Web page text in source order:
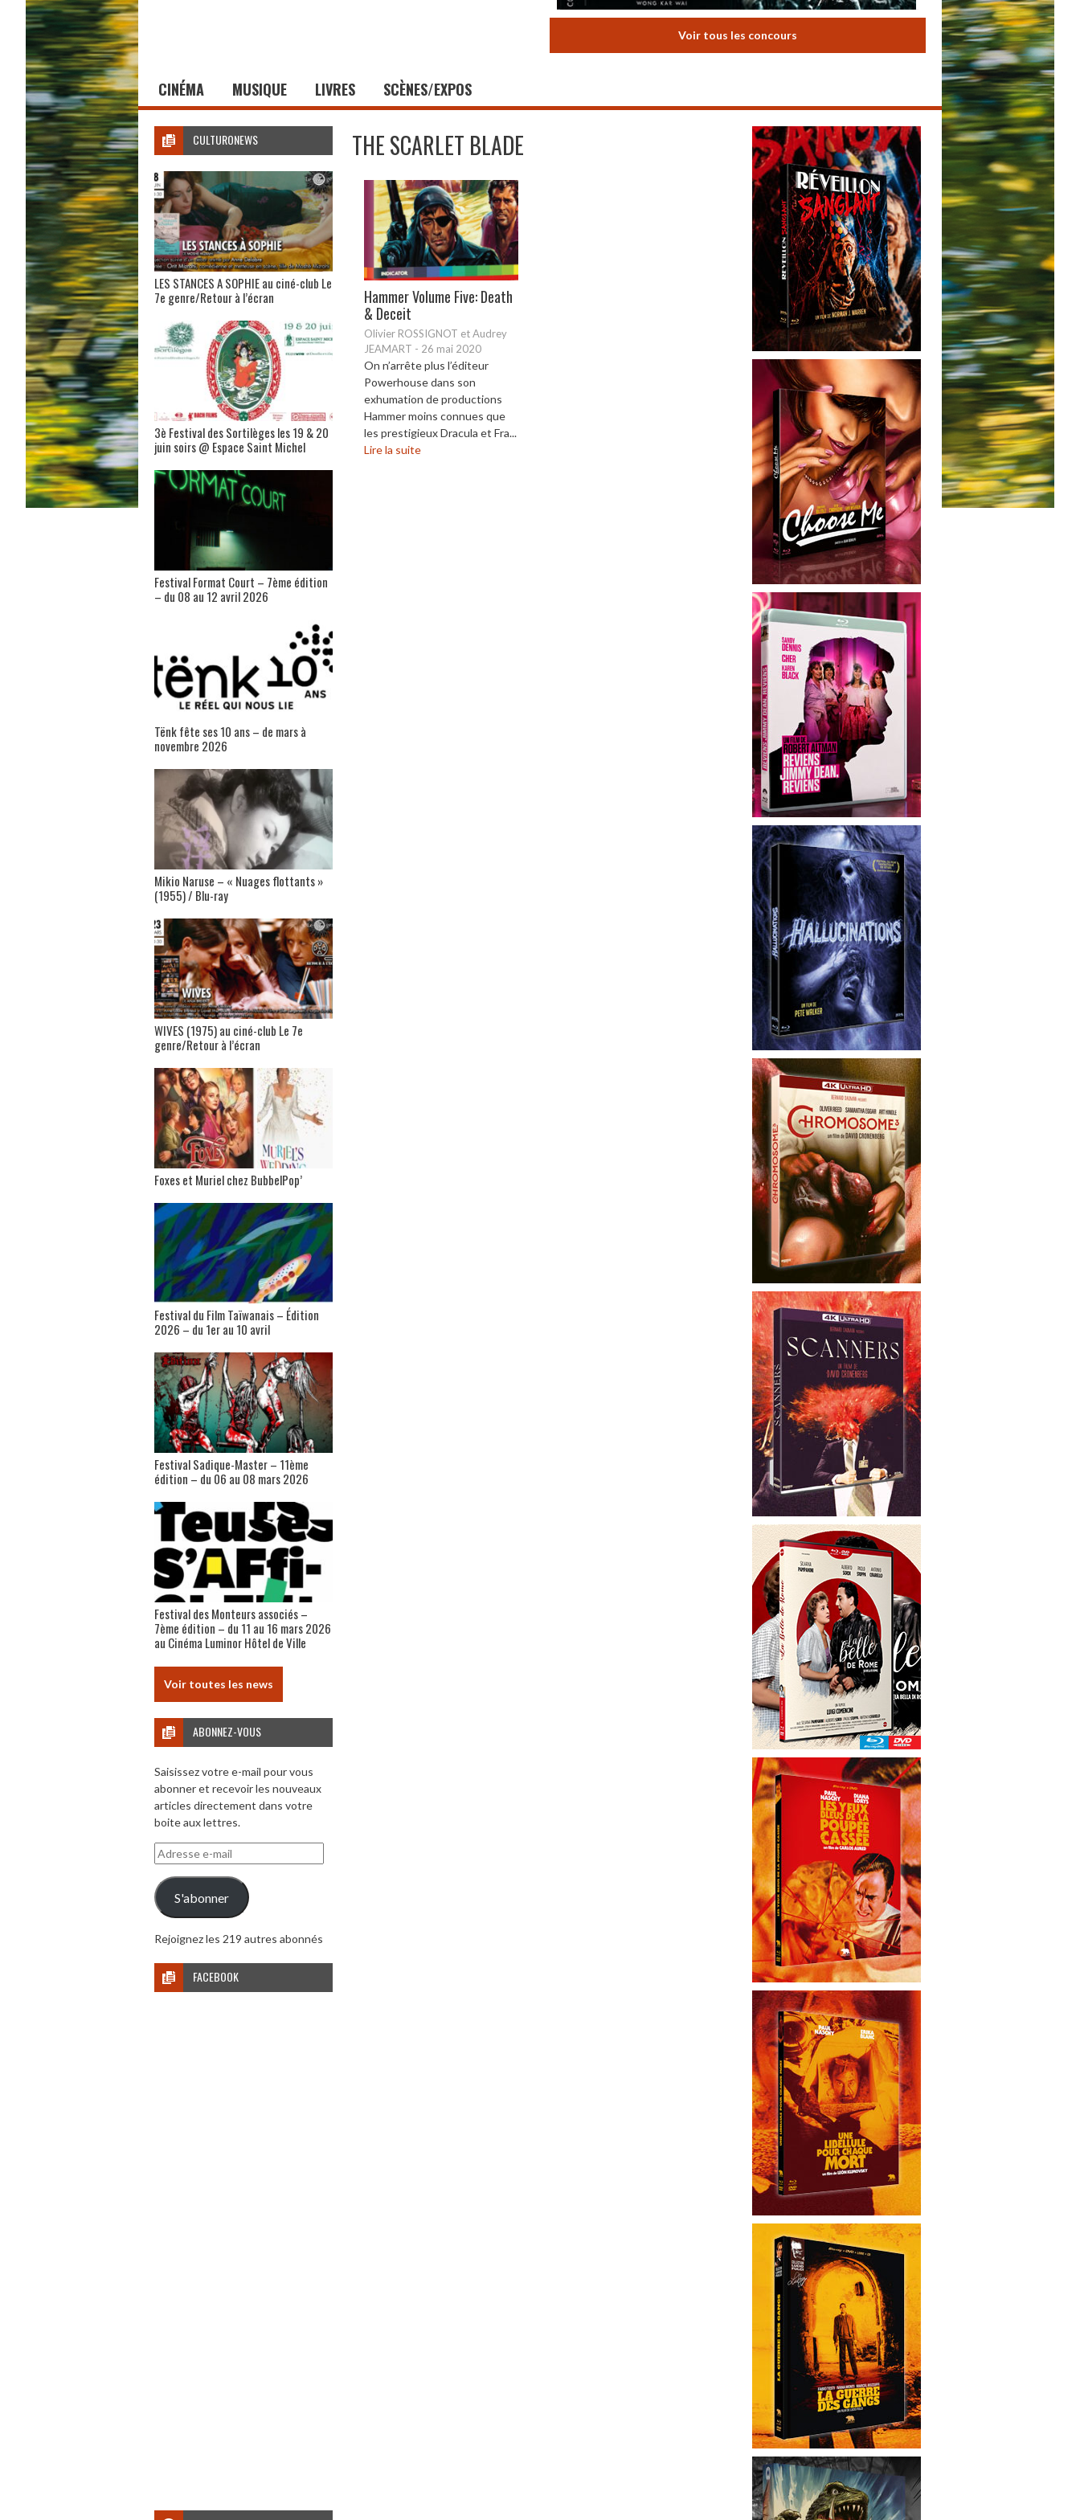
Voir tous les concours
CINÉMA MUSIQUE LIVRES SCÈNES/EXPOS
THE SCARLET BLADE
Hammer Volume Five: Death
& Deceit
Olivier ROSSIGNOT et Audrey
JEAMART - 26 mai 2020
On n’arrête plus l’éditeur
Powerhouse dans son
exhumation de productions
Hammer moins connues que
les prestigieux Dracula et Fra...
Lire la suite
CULTURONEWS
LES STANCES A SOPHIE au ciné-club Le
7e genre/Retour à l’écran
3è Festival des Sortilèges les 19 & 20
juin soirs @ Espace Saint Michel
Festival Format Court – 7ème édition
– du 08 au 12 avril 2026
Tënk fête ses 10 ans – de mars à
novembre 2026
Mikio Naruse – « Nuages flottants »
(1955) / Blu-ray
WIVES (1975) au ciné-club Le 7e
genre/Retour à l’écran
Foxes et Muriel chez BubbelPop’
Festival du Film Taïwanais – Édition
2026 – du 1er au 10 avril
Festival Sadique-Master – 11ème
édition – du 06 au 08 mars 2026
Festival des Monteurs associés –
7ème édition – du 11 au 16 mars 2026
au Cinéma Luminor Hôtel de Ville
Voir toutes les news
ABONNEZ-VOUS
Saisissez votre e-mail pour vous
abonner et recevoir les nouveaux
articles directement dans votre
boite aux lettres.
Adresse
e-
mail
S'abonner
Rejoignez les 219 autres abonnés
FACEBOOK